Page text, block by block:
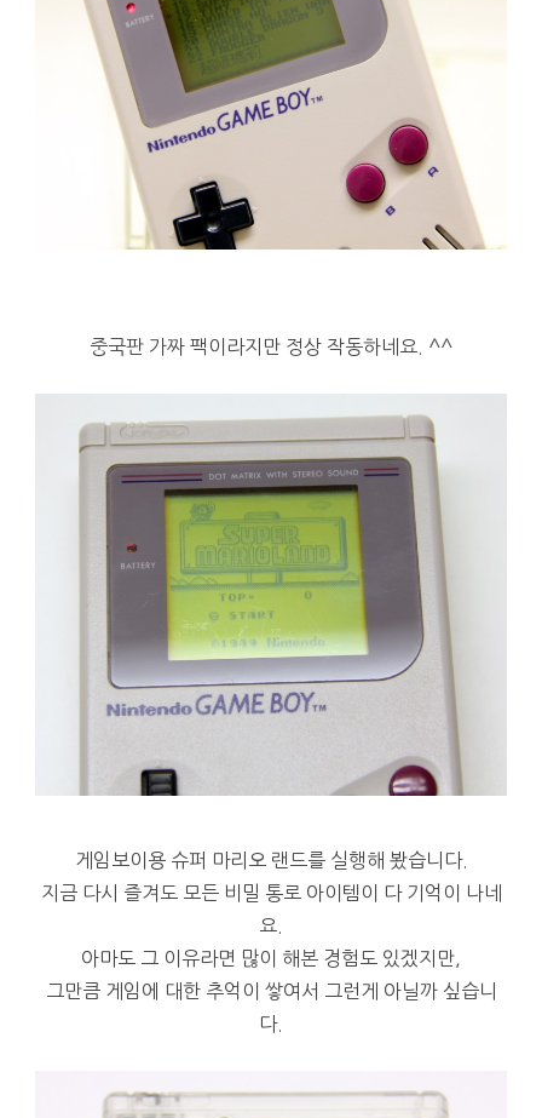
중국판 가짜 팩이라지만 정상 작동하네요. ^^
게임보이용 슈퍼 마리오 랜드를 실행해 봤습니다.
지금 다시 즐겨도 모든 비밀 통로 아이템이 다 기억이 나네
요.
아마도 그 이유라면 많이 해본 경험도 있겠지만,
그만큼 게임에 대한 추억이 쌓여서 그런게 아닐까 싶습니
다.